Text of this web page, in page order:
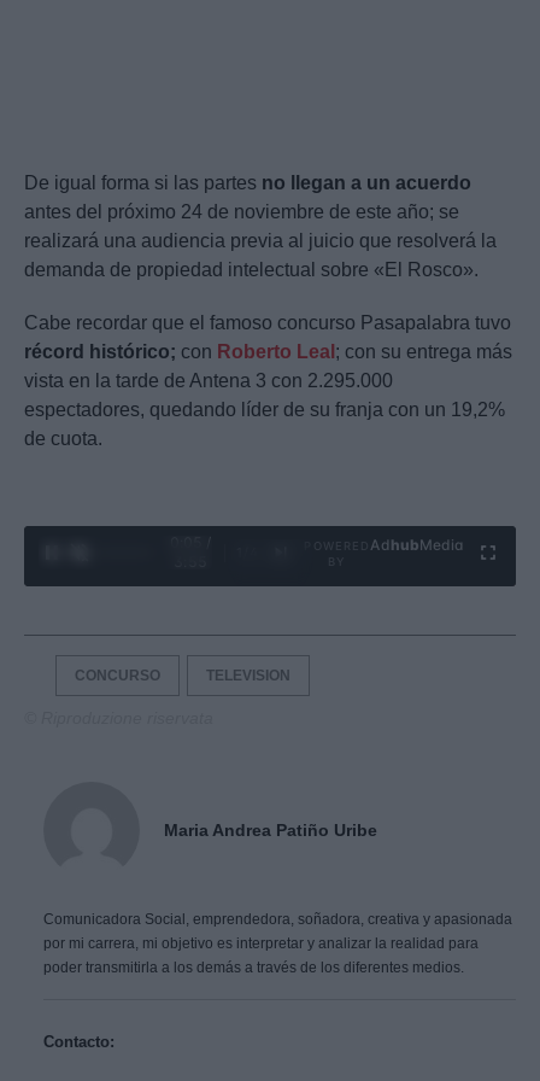
De igual forma si las partes no llegan a un acuerdo
antes del próximo 24 de noviembre de este año; se
realizará una audiencia previa al juicio que resolverá la
demanda de propiedad intelectual sobre «El Rosco».
Cabe recordar que el famoso concurso Pasapalabra tuvo
récord histórico; con Roberto Leal ; con su entrega más
vista en la tarde de Antena 3 con 2.295.000
espectadores, quedando líder de su franja con un 19,2%
de cuota.
Ad hubMedia
CONCURSO TELEVISION
Maria Andrea Patiño Uribe
Comunicadora Social, emprendedora, soñadora, creativa y apasionada
por mi carrera, mi objetivo es interpretar y analizar la realidad para
poder transmitirla a los demás a través de los diferentes medios.
Contacto: